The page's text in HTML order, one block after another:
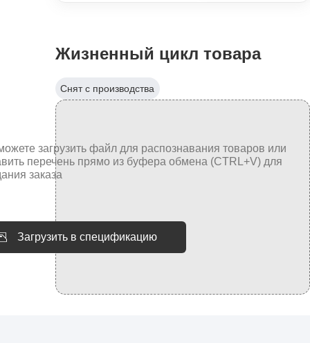
Жизненный цикл товара
Снят с производства
Загрузить в спецификацию